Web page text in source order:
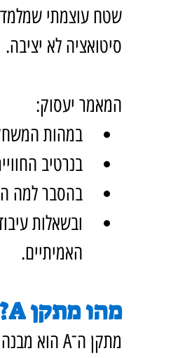
שטח עוצמתי שמלמד
סיטואציה לא יציבה.
המאמר יעסוק:
במהות
בנרטיב
בהסבר למה
ובשאלות
האמיתיים.
מהו מתקן A?
מתקן ה־A הוא מבנה גדול הבנוי משלוש סנדות היוצרות את צורת האות A.